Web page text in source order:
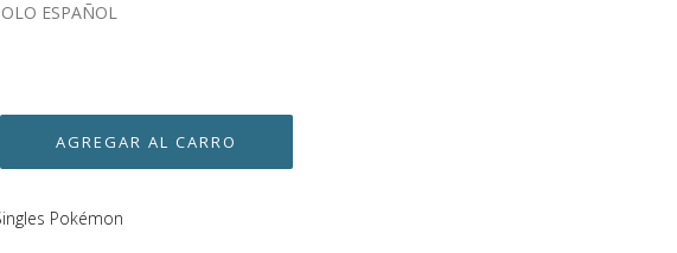
ESPAÑOL
Pokémon